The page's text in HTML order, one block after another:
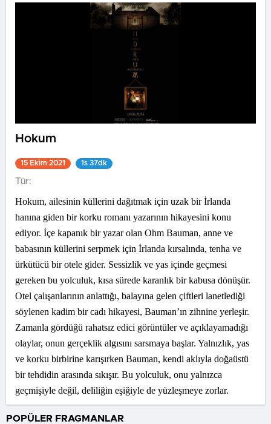
Hokum
15 Ekim 2021 1s 37dk
Tür:
Hokum, ailesinin küllerini dağıtmak için uzak bir İrlanda
hanına giden bir korku romanı yazarının hikayesini konu
ediyor. İçe kapanık bir yazar olan Ohm Bauman, anne ve
babasının küllerini serpmek için İrlanda kırsalında, tenha ve
ürkütücü bir otele gider. Sessizlik ve yas içinde geçmesi
gereken bu yolculuk, kısa sürede karanlık bir kabusa dönüşür.
Otel çalışanlarının anlattığı, balayına gelen çiftleri lanetlediği
söylenen kadim bir cadı hikayesi, Bauman’ın zihnine yerleşir.
Zamanla gördüğü rahatsız edici görüntüler ve açıklayamadığı
olaylar, onun gerçeklik algısını sarsmaya başlar. Yalnızlık, yas
ve korku birbirine karışırken Bauman, kendi aklıyla doğaüstü
bir tehdidin arasında sıkışır. Bu yolculuk, onu yalnızca
geçmişiyle değil, deliliğin eşiğiyle de yüzleşmeye zorlar.
POPÜLER FRAGMANLAR